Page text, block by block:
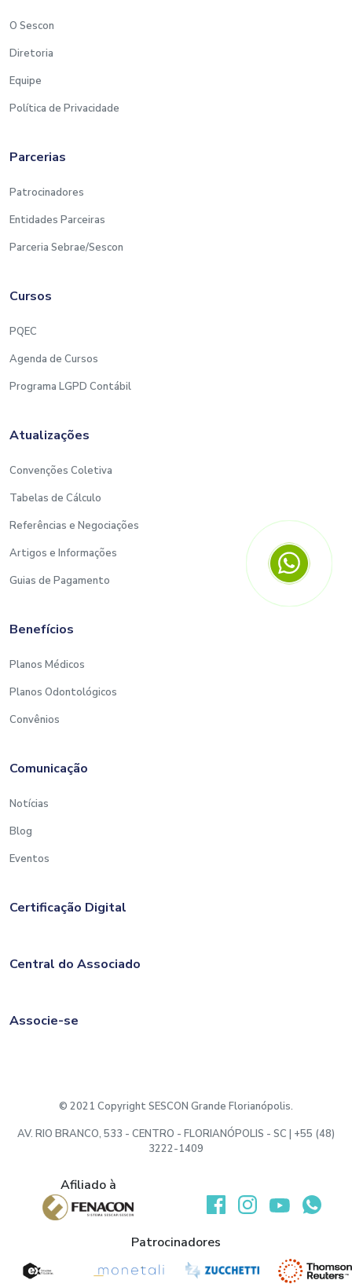
O Sescon
Diretoria
Equipe
Política de Privacidade
Parcerias
Patrocinadores
Entidades Parceiras
Parceria Sebrae/Sescon
Cursos
PQEC
Agenda de Cursos
Programa LGPD Contábil
Atualizações
Convenções Coletiva
Tabelas de Cálculo
Referências e Negociações
Artigos e Informações
Guias de Pagamento
Benefícios
Planos Médicos
Planos Odontológicos
Convênios
Comunicação
Notícias
Blog
Eventos
Certificação Digital
Central do Associado
Associe-se
© 2021 Copyright SESCON Grande Florianópolis.
AV. RIO BRANCO, 533 - CENTRO - FLORIANÓPOLIS - SC | +55 (48)
3222-1409
Afiliado à
Desenvolvido por:
Patrocinadores